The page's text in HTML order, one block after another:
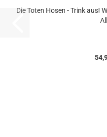
Die Toten Hosen - Trink aus!